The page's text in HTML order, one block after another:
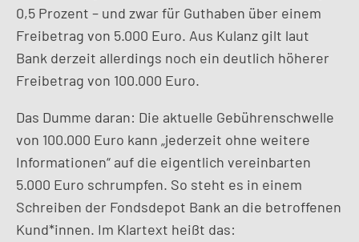
0,5 Prozent – und zwar für Guthaben über einem
Freibetrag von 5.000 Euro. Aus Kulanz gilt laut
Bank derzeit allerdings noch ein deutlich höherer
Freibetrag von 100.000 Euro.
Das Dumme daran: Die aktuelle Gebührenschwelle
von 100.000 Euro kann „jederzeit ohne weitere
Informationen“ auf die eigentlich vereinbarten
5.000 Euro schrumpfen. So steht es in einem
Schreiben der Fondsdepot Bank an die betroffenen
Kund*innen. Im Klartext heißt das: